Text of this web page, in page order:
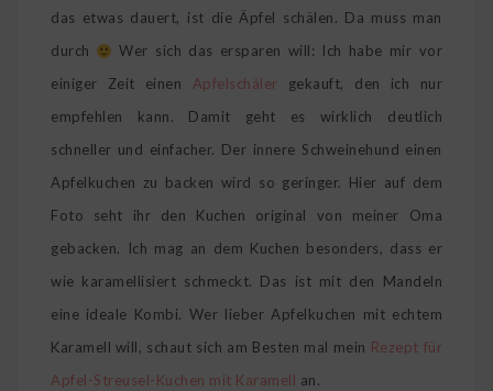
das etwas dauert, ist die Äpfel schälen. Da muss man
durch
Wer sich das ersparen will: Ich habe mir vor
einiger Zeit einen Apfelschäler gekauft, den ich nur
empfehlen kann. Damit geht es wirklich deutlich
schneller und einfacher. Der innere Schweinehund einen
Apfelkuchen zu backen wird so geringer. Hier auf dem
Foto seht ihr den Kuchen original von meiner Oma
gebacken. Ich mag an dem Kuchen besonders, dass er
wie karamellisiert schmeckt. Das ist mit den Mandeln
eine ideale Kombi. Wer lieber Apfelkuchen mit echtem
Karamell will, schaut sich am Besten mal mein Rezept für
Apfel-Streusel-Kuchen mit Karamell an.